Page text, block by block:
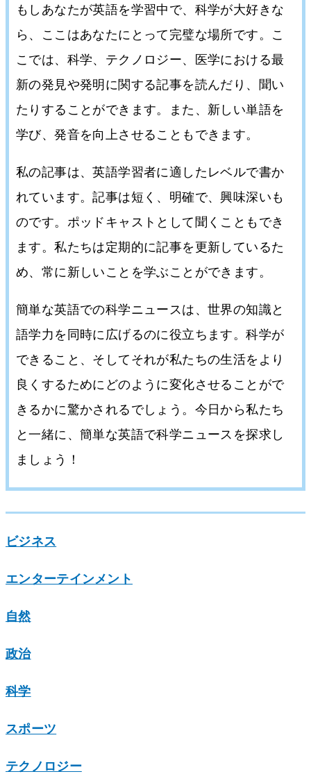
もしあなたが英語を学習中で、科学が大好きな
ら、ここはあなたにとって完璧な場所です。こ
こでは、科学、テクノロジー、医学における最
新の発見や発明に関する記事を読んだり、聞い
たりすることができます。また、新しい単語を
学び、発音を向上させることもできます。
私の記事は、英語学習者に適したレベルで書か
れています。記事は短く、明確で、興味深いも
のです。ポッドキャストとして聞くこともでき
ます。私たちは定期的に記事を更新しているた
め、常に新しいことを学ぶことができます。
簡単な英語での科学ニュースは、世界の知識と
語学力を同時に広げるのに役立ちます。科学が
できること、そしてそれが私たちの生活をより
良くするためにどのように変化させることがで
きるかに驚かされるでしょう。今日から私たち
と一緒に、簡単な英語で科学ニュースを探求し
ましょう！
ビジネス
エンターテインメント
自然
政治
科学
スポーツ
テクノロジー